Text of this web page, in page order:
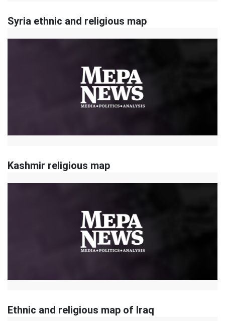
Syria ethnic and religious map
Kashmir religious map
Ethnic and religious map of Iraq